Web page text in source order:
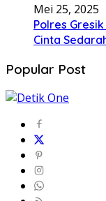
Mei 25, 2025
Polres
Cinta
Popular Post